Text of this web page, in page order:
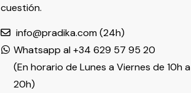
cuestión.
info@pradika.com (24h)
Whatsapp al+34 629 57 95 20
(En horario de Lunes a Viernes de 10h a
20h)